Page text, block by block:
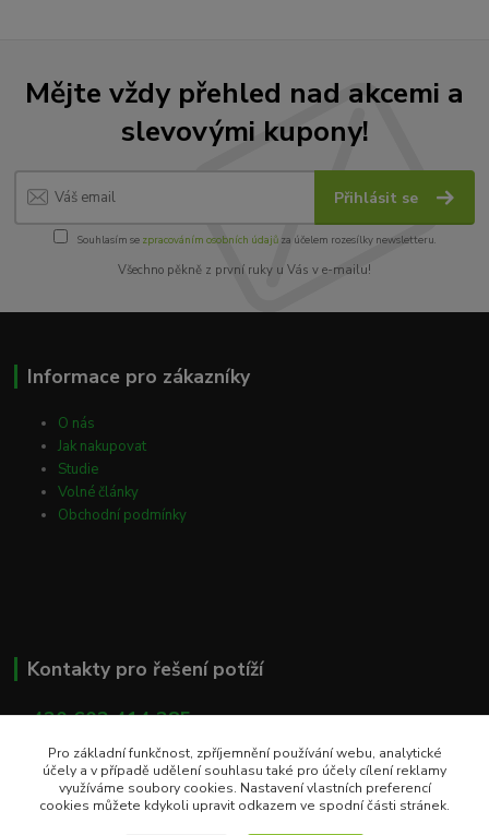
Mějte vždy přehled nad akcemi a
slevovými kupony!
Přihlásit se
Souhlasím se zpracováním osobních údajůza účelem rozesílky newsletteru.
Všechno pěkně z první ruky u Vás v e-mailu!
Informace pro zákazníky
O nás
Jak nakupovat
Studie
Volné články
Obchodní podmínky
Kontakty pro řešení potíží
+ 420 603 414 385
info@eshop-apacare.cz
Pro základní funkčnost, zpříjemnění používání webu, analytické
účely a v případě udělení souhlasu také pro účely cílení reklamy
využíváme soubory cookies. Nastavení vlastních preferencí
cookies můžete kdykoli upravit odkazem ve spodní části stránek.